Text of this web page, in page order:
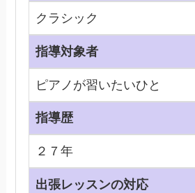
クラシック
指導対象者
ピアノが習いたいひと
指導歴
２７年
出張レッスンの対応